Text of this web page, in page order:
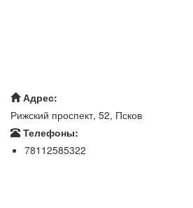
Адрес:
Рижский проспект, 52, Псков
Телефоны:
78112585322